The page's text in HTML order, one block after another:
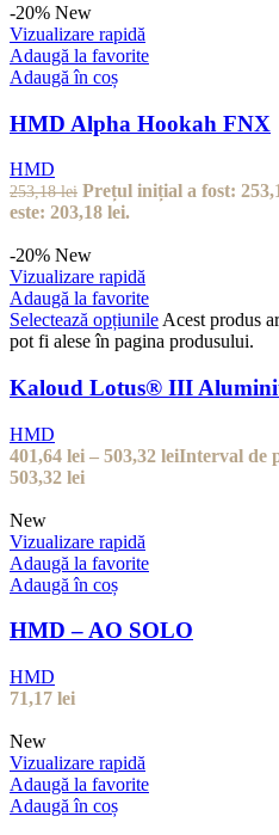
-20% New
Vizualizare rapidă
Adaugă la favorite
Adaugă în coș
HMD Alpha Hookah FNX
HMD
253,18lei Prețul inițial a fost:
este: 203,18 lei.
-20% New
Vizualizare rapidă
Adaugă la favorite
Selectează opțiunile Acest produs
pot fi alese în pagina produsului.
Kaloud Lotus® III
HMD
401,64 lei – 503,32 leiInterval de
503,32 lei
New
Vizualizare rapidă
Adaugă la favorite
Adaugă în coș
HMD – AO SOLO
HMD
71,17 lei
New
Vizualizare rapidă
Adaugă la favorite
Adaugă în coș